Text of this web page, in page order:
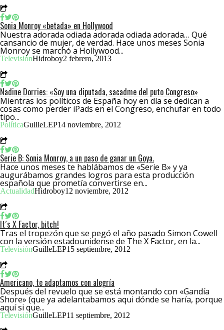
Sonia Monroy «betada» en Hollywood
Nuestra adorada odiada adorada odiada adorada… Qué
cansancio de mujer, de verdad. Hace unos meses Sonia
Monroy se marchó a Hollywood...
TelevisiónHidroboy2 febrero, 2013
Nadine Dorries: «Soy una diputada, sacadme del puto Congreso»
Mientras los políticos de España hoy en día se dedican a
cosas como perder iPads en el Congreso, enchufar en todo
tipo...
PolíticaGuilleLEP14 noviembre, 2012
Serie B: Sonia Monroy, a un paso de ganar un Goya.
Hace unos meses te hablábamos de «Serie B» y ya
augurábamos grandes logros para esta producción
española que prometía convertirse en...
ActualidadHidroboy12 noviembre, 2012
It´s X Factor, bitch!
Tras el tropezón que se pegó el año pasado Simon Cowell
con la versión estadounidense de The X Factor, en la...
TelevisiónGuilleLEP15 septiembre, 2012
Americano, te adaptamos con alegría
Después del revuelo que se está montando con «Gandía
Shore» (que ya adelantabamos aqui dónde se haría, porque
aquí si que...
TelevisiónGuilleLEP11 septiembre, 2012